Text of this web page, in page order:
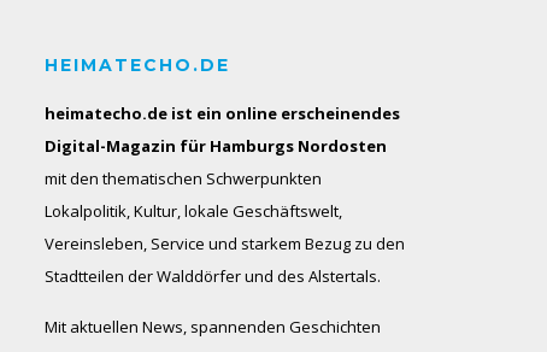
HEIMATECHO.DE
heimatecho.de ist ein online erscheinendes
Digital-Magazin für Hamburgs Nordosten
mit den thematischen Schwerpunkten
Lokalpolitik, Kultur, lokale Geschäftswelt,
Vereinsleben, Service und starkem Bezug zu den
Stadtteilen der Walddörfer und des Alstertals.
Mit aktuellen News, spannenden Geschichten